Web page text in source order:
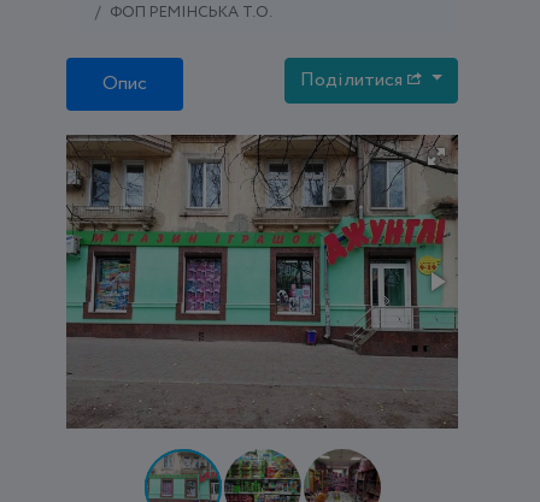
ФОП РЕМІНСЬКА Т.О.
Опис Поділитися